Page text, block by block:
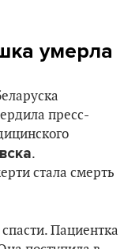
умерла
пресс-
.
стала смерть
Пациентка